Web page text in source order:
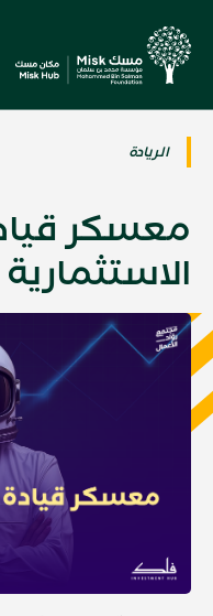
الريادة
معسكر
الاستثمارية